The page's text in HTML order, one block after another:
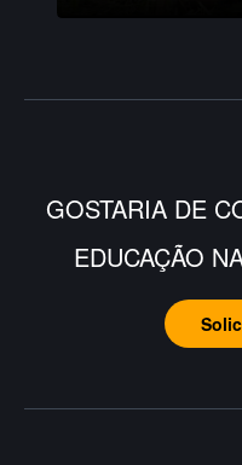
GOSTARIA DE
EDUCAÇÃO